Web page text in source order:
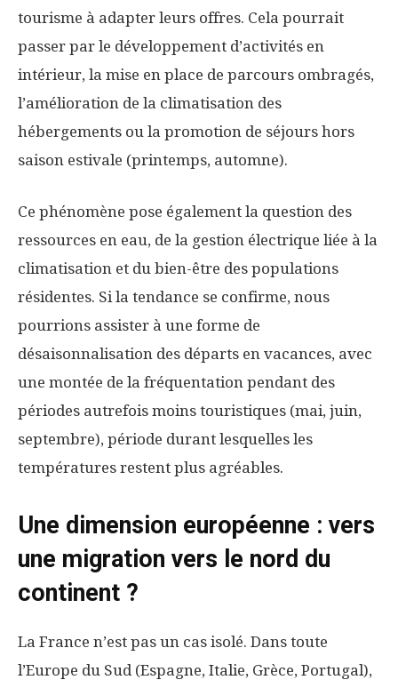
tourisme à adapter leurs offres. Cela pourrait
passer par le développement d’activités en
intérieur, la mise en place de parcours ombragés,
l’amélioration de la climatisation des
hébergements ou la promotion de séjours hors
saison estivale (printemps, automne).
Ce phénomène pose également la question des
ressources en eau, de la gestion électrique liée à la
climatisation et du bien-être des populations
résidentes. Si la tendance se confirme, nous
pourrions assister à une forme de
désaisonnalisation des départs en vacances, avec
une montée de la fréquentation pendant des
périodes autrefois moins touristiques (mai, juin,
septembre), période durant lesquelles les
températures restent plus agréables.
Une dimension européenne : vers
une migration vers le nord du
continent ?
La France n’est pas un cas isolé. Dans toute
l’Europe du Sud (Espagne, Italie, Grèce, Portugal),